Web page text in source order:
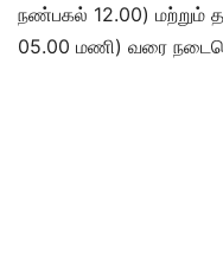
நண்பகல் 12.00) மற்றும்
05.00 மணி) வரை